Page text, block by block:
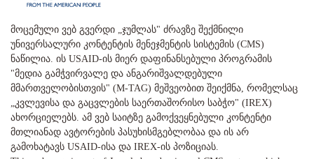
მოცემული ვებ გვერდი „ჯუმლას" ძრავზე შექმნილი
უნივერსალური კონტენტის მენეჯმენტის სისტემის (CMS)
ნაწილია. ის USAID-ის მიერ დაფინანსებული პროგრამის
"მედია გამჭვირვალე და ანგარიშვალდებული
მმართველობისთვის" (M-TAG) მეშვეობით შეიქმნა, რომელსაც
„კვლევისა და გაცვლების საერთაშორისო საბჭო" (IREX)
ახორციელებს. ამ ვებ საიტზე გამოქვეყნებული კონტენტი
მთლიანად ავტორების პასუხისმგებლობაა და ის არ
გამოხატავს USAID-ისა და IREX-ის პოზიციას.